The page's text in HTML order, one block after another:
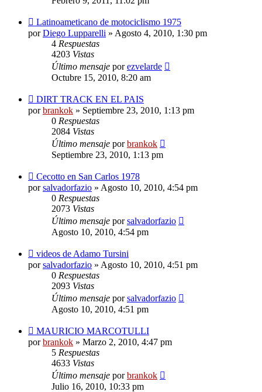
Latinoameticano de motociclismo 1975
porDiego Lupparelli » Agosto 4, 2010, 1:30 pm
4 Respuestas
4203 Vistas
Último mensaje porezvelarde
Octubre 15, 2010, 8:20 am
DIRT TRACK EN EL PAIS
porbrankok » Septiembre 23, 2010, 1:13 pm
0 Respuestas
2084 Vistas
Último mensaje porbrankok
Septiembre 23, 2010, 1:13 pm
Cecotto en San Carlos 1978
porsalvadorfazio » Agosto 10, 2010, 4:54 pm
0 Respuestas
2073 Vistas
Último mensaje porsalvadorfazio
Agosto 10, 2010, 4:54 pm
videos de Adamo Tursini
porsalvadorfazio » Agosto 10, 2010, 4:51 pm
0 Respuestas
2093 Vistas
Último mensaje porsalvadorfazio
Agosto 10, 2010, 4:51 pm
MAURICIO MARCOTULLI
porbrankok » Marzo 2, 2010, 4:47 pm
5 Respuestas
4633 Vistas
Último mensaje porbrankok
Julio 16, 2010, 10:33 pm